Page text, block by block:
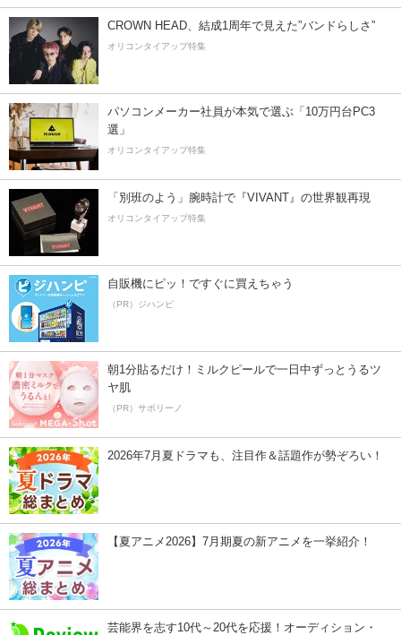
CROWN HEAD、結成1周年で見えた”バンドらしさ”
オリコンタイアップ特集
パソコンメーカー社員が本気で選ぶ「10万円台PC3
選」
オリコンタイアップ特集
「別班のよう」腕時計で『VIVANT』の世界観再現
オリコンタイアップ特集
自販機にピッ！ですぐに買えちゃう
（PR）ジハンピ
朝1分貼るだけ！ミルクピールで一日中ずっとうるツ
ヤ肌
（PR）サボリーノ
2026年7月夏ドラマも、注目作＆話題作が勢ぞろい！
【夏アニメ2026】7月期夏の新アニメを一挙紹介！
芸能界を志す10代～20代を応援！オーディション・